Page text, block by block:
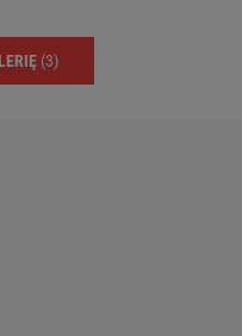
(3)